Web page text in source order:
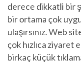
derece dikkatli bir
bir ortama çok
ulaşırsınız. Web
çok hızlıca ziyaret
birkaç küçük